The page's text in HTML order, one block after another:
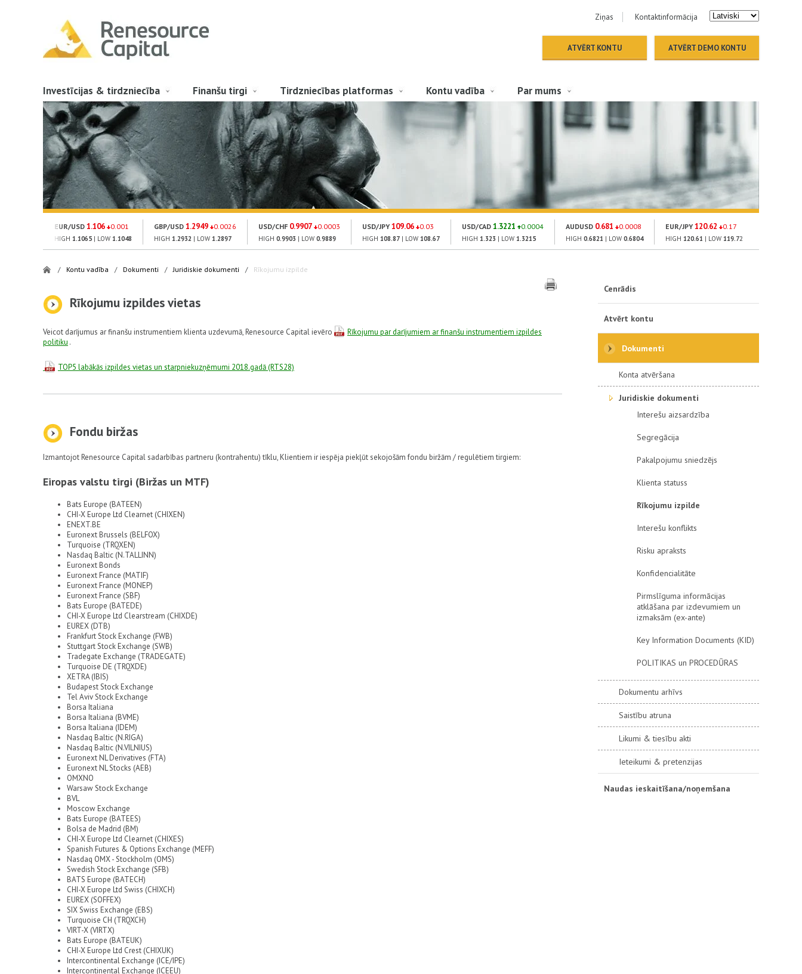
Ziņas Kontaktinformācija
ATVĒRT KONTU ATVĒRT DEMO KONTU
Investīcijas & tirdzniecība Finanšu tirgi Tirdzniecības platformas Kontu vadība Par mums
EUR/USD 1.106 0.001
HIGH 1.1065 | LOW 1.1048
GBP/USD 1.2949 0.0026
HIGH 1.2932 | LOW 1.2897
USD/CHF 0.9907 0.0003
HIGH 0.9903 | LOW 0.9889
USD/JPY 109.06 0.03
HIGH 108.87 | LOW 108.67
USD/CAD 1.3221 0.0004
HIGH 1.323 | LOW 1.3215
AUDUSD 0.681 0.0008
HIGH 0.6821 | LOW 0.6804
EUR/JPY 120.62 0.17
HIGH 120.61 | LOW 119.72
/ Kontu vadība / Dokumenti / Juridiskie dokumenti / Rīkojumu izpilde
Cenrādis
Atvērt kontu
Dokumenti
Konta atvēršana
Juridiskie dokumenti
Interešu aizsardzība
Segregācija
Pakalpojumu sniedzējs
Klienta statuss
Rīkojumu izpilde
Interešu konflikts
Risku apraksts
Konfidencialitāte
Pirmslīguma informācijas
atklāšana par izdevumiem un
izmaksām (ex-ante)
Key Information Documents (KID)
POLITIKAS un PROCEDŪRAS
Dokumentu arhīvs
Saistību atruna
Likumi & tiesību akti
Ieteikumi & pretenzijas
Naudas ieskaitīšana/noņemšana
Rīkojumu izpildes vietas
Veicot darījumus ar finanšu instrumentiem klienta uzdevumā, Renesource Capital ievēro
Rīkojumu par darījumiem ar finanšu instrumentiem izpildes
politiku .
TOP5 labākās izpildes vietas un starpniekuzņēmumi 2018.gadā (RTS28)
Fondu biržas
Izmantojot Renesource Capital sadarbības partneru (kontrahentu) tīklu, Klientiem ir iespēja piekļūt sekojošām fondu biržām / regulētiem tirgiem:
Eiropas valstu tirgi (Biržas un MTF)
Bats Europe (BATEEN)
CHI-X Europe Ltd Clearnet (CHIXEN)
ENEXT.BE
Euronext Brussels (BELFOX)
Turquoise (TRQXEN)
Nasdaq Baltic (N.TALLINN)
Euronext Bonds
Euronext France (MATIF)
Euronext France (MONEP)
Euronext France (SBF)
Bats Europe (BATEDE)
CHI-X Europe Ltd Clearstream (CHIXDE)
EUREX (DTB)
Frankfurt Stock Exchange (FWB)
Stuttgart Stock Exchange (SWB)
Tradegate Exchange (TRADEGATE)
Turquoise DE (TRQXDE)
XETRA (IBIS)
Budapest Stock Exchange
Tel Aviv Stock Exchange
Borsa Italiana
Borsa Italiana (BVME)
Borsa Italiana (IDEM)
Nasdaq Baltic (N.RIGA)
Nasdaq Baltic (N.VILNIUS)
Euronext NL Derivatives (FTA)
Euronext NL Stocks (AEB)
OMXNO
Warsaw Stock Exchange
BVL
Moscow Exchange
Bats Europe (BATEES)
Bolsa de Madrid (BM)
CHI-X Europe Ltd Clearnet (CHIXES)
Spanish Futures & Options Exchange (MEFF)
Nasdaq OMX - Stockholm (OMS)
Swedish Stock Exchange (SFB)
BATS Europe (BATECH)
CHI-X Europe Ltd Swiss (CHIXCH)
EUREX (SOFFEX)
SIX Swiss Exchange (EBS)
Turquoise CH (TRQXCH)
VIRT-X (VIRTX)
Bats Europe (BATEUK)
CHI-X Europe Ltd Crest (CHIXUK)
Intercontinental Exchange (ICE/IPE)
Intercontinental Exchange (ICEEU)